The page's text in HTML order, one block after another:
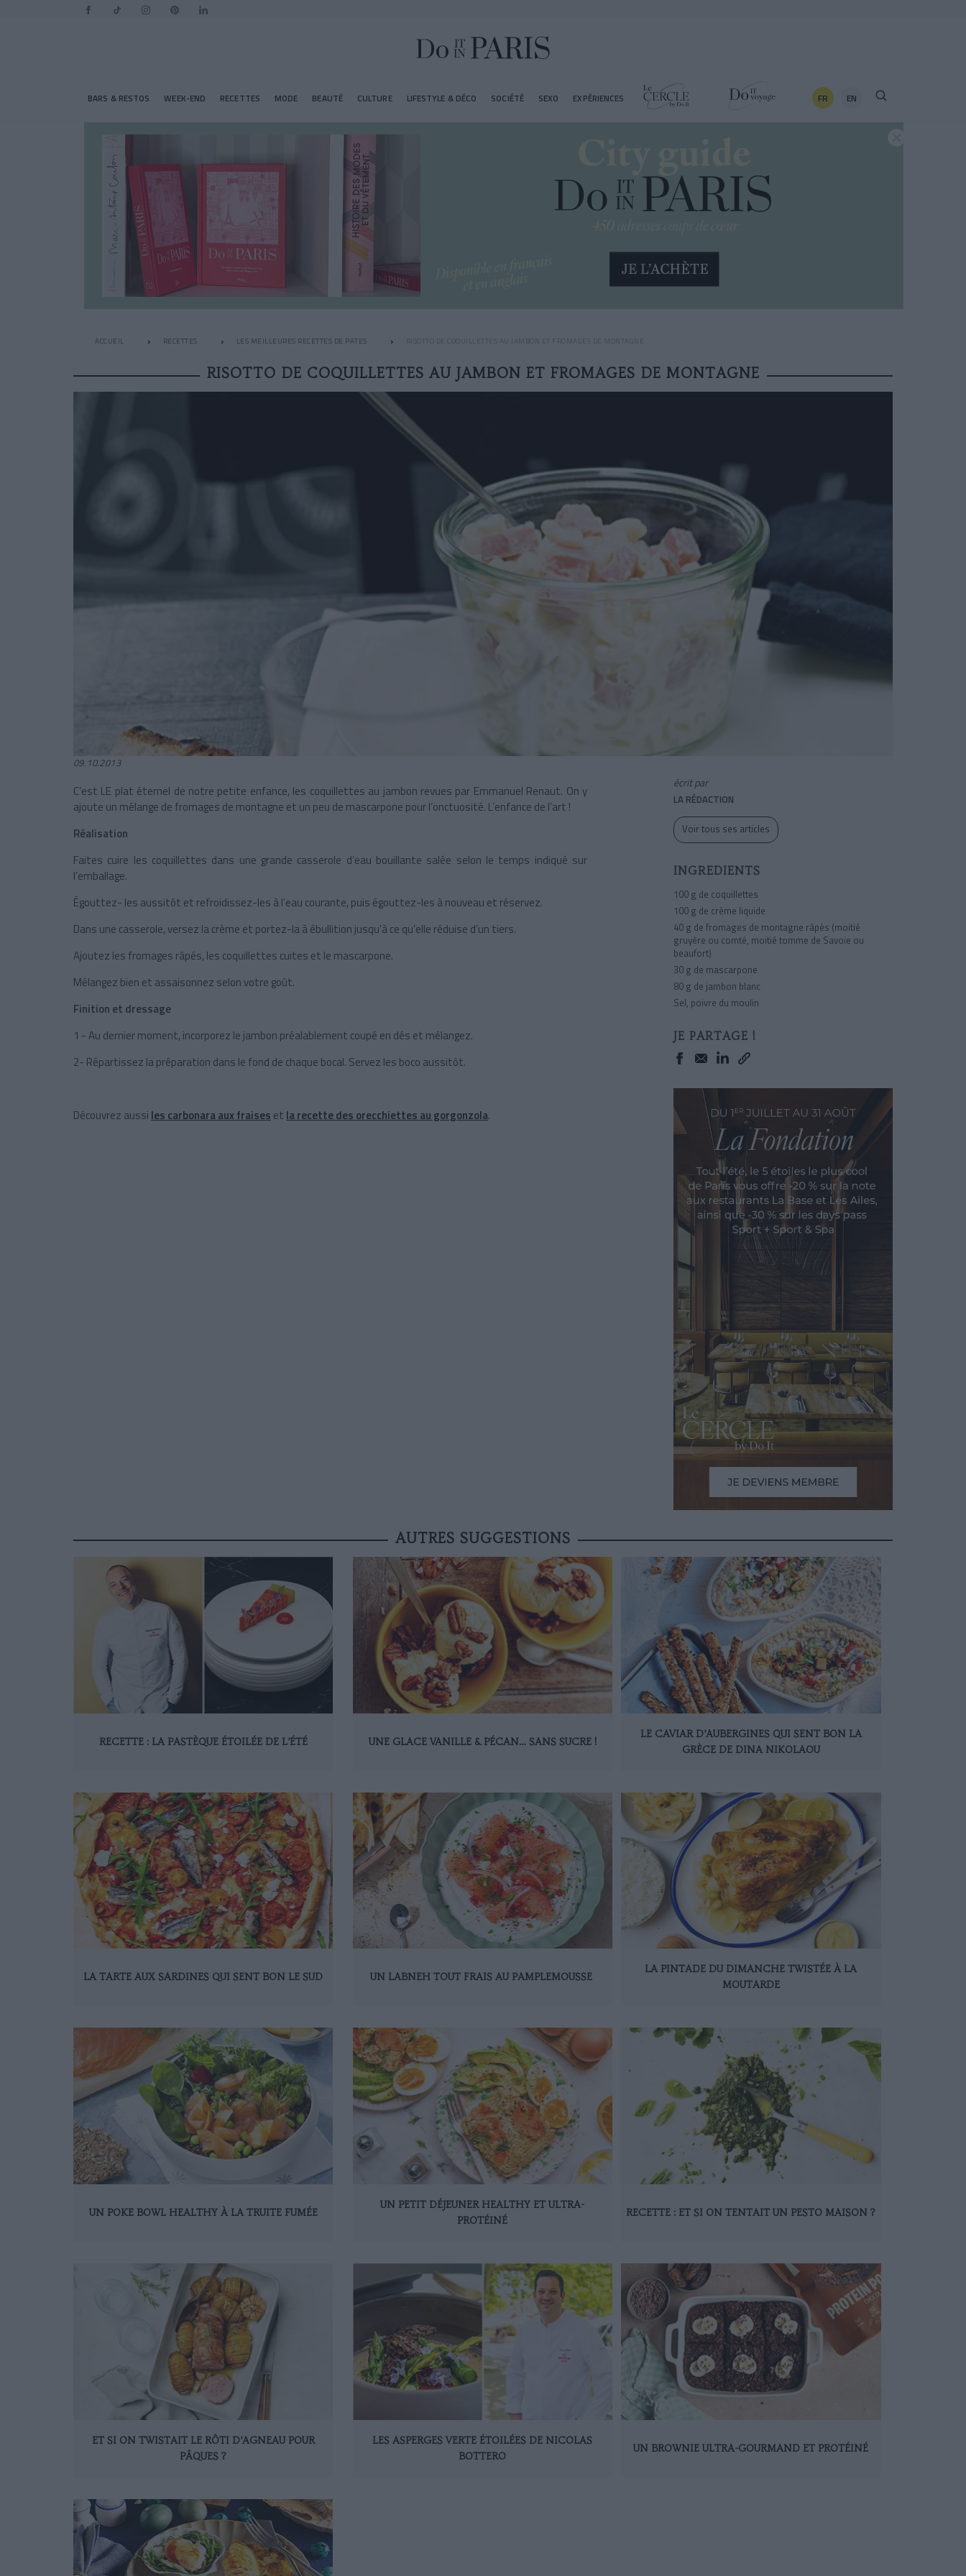
BARS & RESTOS WEEK-END RECETTES MODE BEAUTÉ CULTURE LIFESTYLE & DÉCO SOCIÉTÉ SEXO EXPÉRIENCES FR EN
ACCUEIL RECETTES LES MEILLEURES RECETTES DE PATES RISOTTO DE COQUILLETTES AU JAMBON ET FROMAGES DE MONTAGNE
RISOTTO DE COQUILLETTES AU JAMBON ET FROMAGES DE MONTAGNE
09.10.2013
C’est LE plat éternel de notre petite enfance, les coquillettes au jambon revues par Emmanuel Renaut. On y
ajoute un mélange de fromages de montagne et un peu de mascarpone pour l’onctuosité. L’enfance de l’art !
Réalisation
Faites cuire les coquillettes dans une grande casserole d’eau bouillante salée selon le temps indiqué sur
l’emballage.
Égouttez- les aussitôt et refroidissez-les à l’eau courante, puis égouttez-les à nouveau et réservez.
Dans une casserole, versez la crème et portez-la à ébullition jusqu’à ce qu’elle réduise d’un tiers.
Ajoutez les fromages râpés, les coquillettes cuites et le mascarpone.
Mélangez bien et assaisonnez selon votre goût.
Finition et dressage
1 - Au dernier moment, incorporez le jambon préalablement coupé en dés et mélangez.
2- Répartissez la préparation dans le fond de chaque bocal. Servez les boco aussitôt.
Découvrez aussi les carbonara aux fraises et la recette des orecchiettes au gorgonzola.
écrit par
LA RÉDACTION
Voir tous ses articles
INGREDIENTS
100 g de coquillettes
100 g de crème liquide
40 g de fromages de montagne râpés (moitié
gruyère ou comté, moitié tomme de Savoie ou
beaufort)
30 g de mascarpone
80 g de jambon blanc
Sel, poivre du moulin
JE PARTAGE !
AUTRES SUGGESTIONS
RECETTE : LA PASTÈQUE ÉTOILÉE DE L’ÉTÉ UNE GLACE VANILLE & PÉCAN… SANS SUCRE !
LE CAVIAR D’AUBERGINES QUI SENT BON LA
GRÈCE DE DINA NIKOLAOU
LA TARTE AUX SARDINES QUI SENT BON LE SUD UN LABNEH TOUT FRAIS AU PAMPLEMOUSSE
LA PINTADE DU DIMANCHE TWISTÉE À LA
MOUTARDE
UN POKE BOWL HEALTHY À LA TRUITE FUMÉE
UN PETIT DÉJEUNER HEALTHY ET ULTRA-
PROTÉINÉ
RECETTE : ET SI ON TENTAIT UN PESTO MAISON ?
ET SI ON TWISTAIT LE RÔTI D’AGNEAU POUR
PÂQUES ?
LES ASPERGES VERTE ÉTOILÉES DE NICOLAS
BOTTERO
UN BROWNIE ULTRA-GOURMAND ET PROTÉINÉ